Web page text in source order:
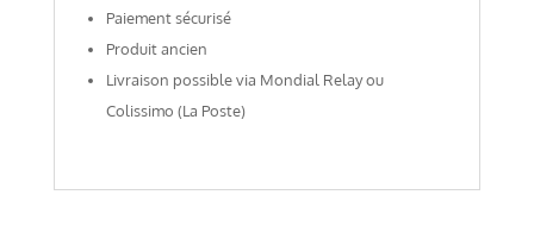
Paiement sécurisé
Produit ancien
Livraison possible via Mondial Relay ou
Colissimo (La Poste)